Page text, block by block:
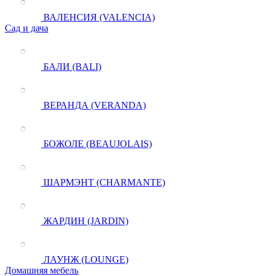
ВАЛЕНСИЯ (VALENCIA)
Сад и дача
БАЛИ (BALI)
ВЕРАНДА (VERANDA)
БОЖОЛЕ (BEAUJOLAIS)
ШАРМЭНТ (CHARMANTE)
ЖАРДИН (JARDIN)
ЛАУНЖ (LOUNGE)
Домашняя мебель